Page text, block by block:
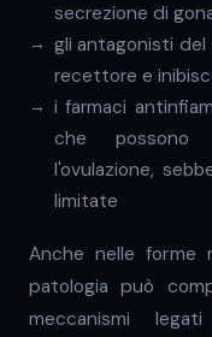
secrezione di
gli antagonisti del
recettore e
i farmaci
che possono
l'ovulazione,
limitate
Anche nelle forme
patologia può
meccanismi